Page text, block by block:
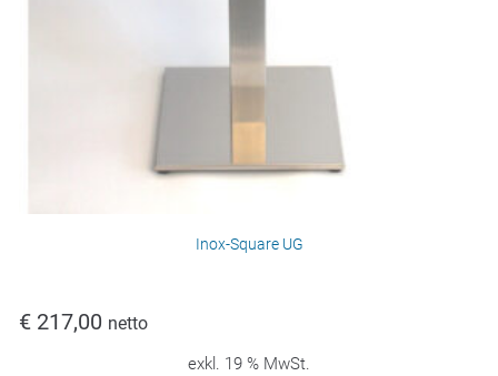
Inox-Square UG
€ 217,00 netto
exkl. 19 % MwSt.